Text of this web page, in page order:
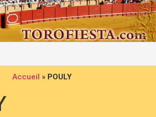
Accueil » POULY